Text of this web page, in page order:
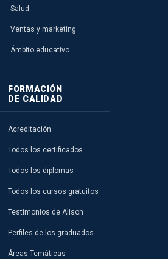
Salud
Ventas y marketing
Ámbito educativo
FORMACIÓN
DE CALIDAD
Acreditación
Todos los certificados
Todos los diplomas
Todos los cursos gratuitos
Testimonios de Alison
Perfiles de los graduados
Áreas Temáticas